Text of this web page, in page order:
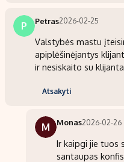
P Petras2026-02-25
Valstybės mastu
apiplėšinėjantys
ir nesiskaito su
Atsakyti
M Monas2026-02-26
Ir kaipgi jie tuos
santaupas